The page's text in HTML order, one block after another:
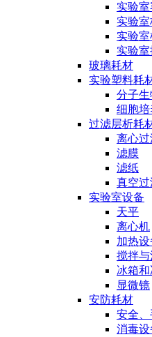
实验
实验
实验
实验
玻璃耗材
实验塑料耗
分子
细胞
过滤层析耗
离心过
滤膜
滤纸
真空过
实验室设备
天平
离心机
加热设
搅拌与
冰箱
显微镜
安防耗材
安全
消毒设